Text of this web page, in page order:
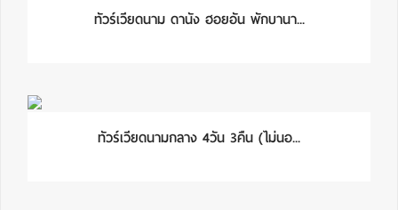
ทัวร์เวียดนาม ดานัง ฮอยอัน พักบานา...
ทัวร์เวียดนามกลาง 4วัน 3คืน (ไม่นอ...